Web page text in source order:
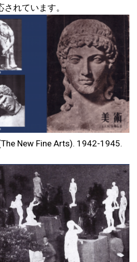
れています。
New Fine Arts). 1942-1945.